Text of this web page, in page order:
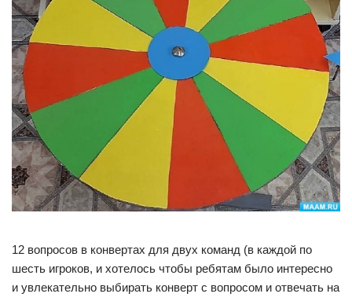
12 вопросов в конвертах для двух команд (в каждой по
шесть игроков, и хотелось чтобы ребятам было интересно
и увлекательно выбирать конверт с вопросом и отвечать на